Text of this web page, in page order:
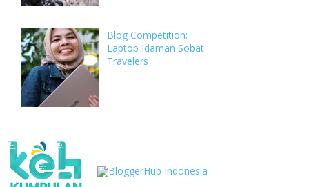
Blog Competition:
Laptop Idaman Sobat
Travelers